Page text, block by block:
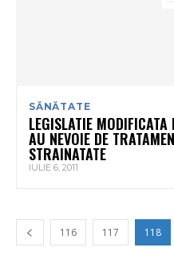
SĂNĂTATE
LEGISLATIE
AU NEVOIE DE
STRAINATATE
IULIE 6, 2011
116 117 118